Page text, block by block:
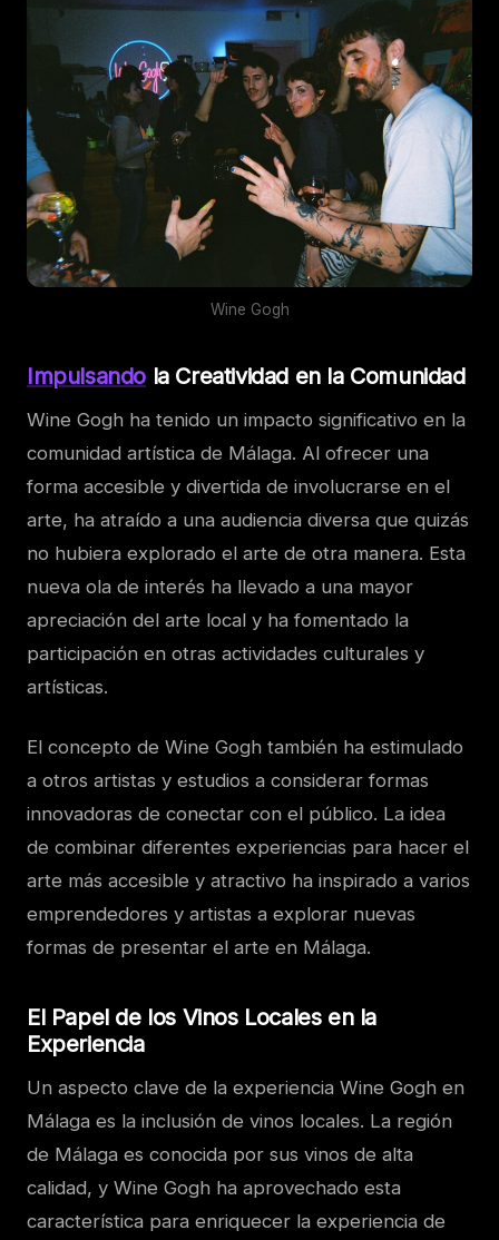
Wine Gogh
Impulsando la Creatividad en la Comunidad
Wine Gogh ha tenido un impacto significativo en la
comunidad artística de Málaga. Al ofrecer una
forma accesible y divertida de involucrarse en el
arte, ha atraído a una audiencia diversa que quizás
no hubiera explorado el arte de otra manera. Esta
nueva ola de interés ha llevado a una mayor
apreciación del arte local y ha fomentado la
participación en otras actividades culturales y
artísticas.
El concepto de Wine Gogh también ha estimulado
a otros artistas y estudios a considerar formas
innovadoras de conectar con el público. La idea
de combinar diferentes experiencias para hacer el
arte más accesible y atractivo ha inspirado a varios
emprendedores y artistas a explorar nuevas
formas de presentar el arte en Málaga.
El Papel de los Vinos Locales en la
Experiencia
Un aspecto clave de la experiencia Wine Gogh en
Málaga es la inclusión de vinos locales. La región
de Málaga es conocida por sus vinos de alta
calidad, y Wine Gogh ha aprovechado esta
característica para enriquecer la experiencia de